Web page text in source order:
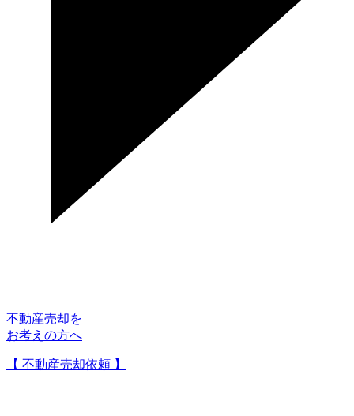
不動産売却を
お考えの方へ
【 不動産売却依頼 】